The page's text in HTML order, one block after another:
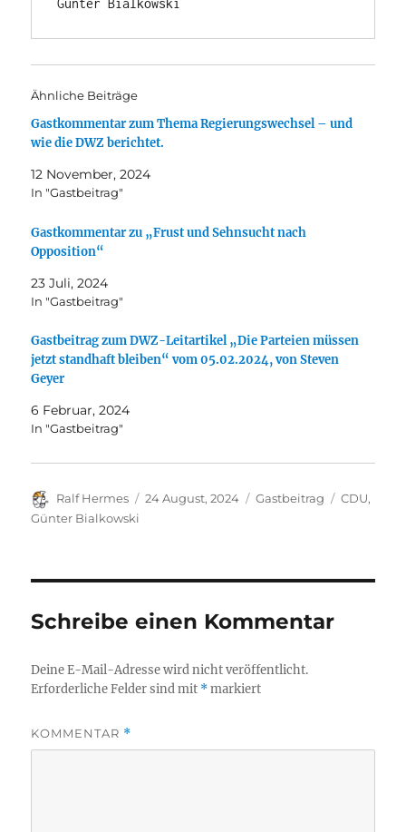
Ähnliche Beiträge
Gastkommentar zum Thema Regierungswechsel – und
wie die DWZ berichtet.
12 November, 2024
In "Gastbeitrag"
Gastkommentar zu „Frust und Sehnsucht nach
Opposition“
23 Juli, 2024
In "Gastbeitrag"
Gastbeitrag zum DWZ-Leitartikel „Die Parteien müssen
jetzt standhaft bleiben“ vom 05.02.2024, von Steven
Geyer
6 Februar, 2024
In "Gastbeitrag"
Autor
Ralf Hermes
Veröffentlicht
24 August, 2024 Kategorien
Gastbeitrag CDU,
Günter Bialkowski
Schreibe einen Kommentar
Deine E-Mail-Adresse wird nicht veröffentlicht.
Erforderliche Felder sind mit *markiert
KOMMENTAR *